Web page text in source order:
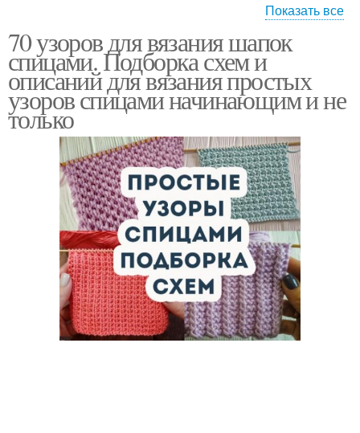
Новые модели Необычные модели
Современные модели
Показать все
70 узоров для вязания шапок
спицами. Подборка схем и
описаний для вязания простых
узоров спицами начинающим и не
только